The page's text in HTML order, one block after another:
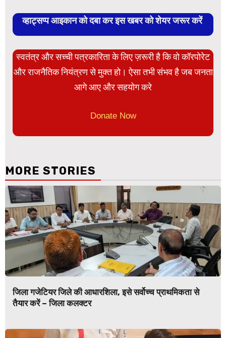
व्हाट्सप्प आइकान को दबा कर इस खबर को शेयर जरूर करें
स्वतंत्र और सच्ची पत्रकारिता के लिए ज़रूरी है कि वो कॉरपोरेट
और राजनैतिक नियंत्रण से मुक्त हो। ऐसा तभी संभव है जब जनता
आगे आए और सहयोग करे
Donate Now
MORE STORIES
जिला गजेटियर जिले की आधारशिला, इसे सर्वोच्च प्राथमिकता से
तैयार करें – जिला कलक्टर